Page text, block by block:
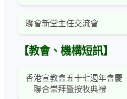
聯會新堂主任交流會
【教會、機構短訊】
香港宣教會五十七週年會慶
聯合崇拜暨按牧典禮